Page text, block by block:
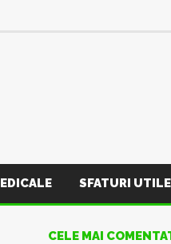
SFATURI UTILE
CELE MAI